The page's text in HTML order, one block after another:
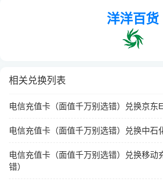
洋洋百货
相关兑换列表
电信充值卡（面值千万别选错）兑换京东
电信充值卡（面值千万别选错）兑换中石
电信充值卡（面值千万别选错）兑换移动
错）